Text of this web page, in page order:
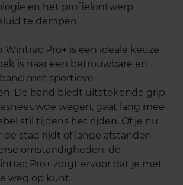
en het profielontwerp
te dempen.
Wintrac Pro+ is een ideale keuze
is naar een betrouwbare en
met sportieve
De band biedt uitstekende grip
wegen, gaat lang mee
stil tijdens het rijden. Of je nu
de stad rijdt of lange afstanden
omstandigheden, de
Pro+ zorgt ervoor dat je met
weg op kunt.